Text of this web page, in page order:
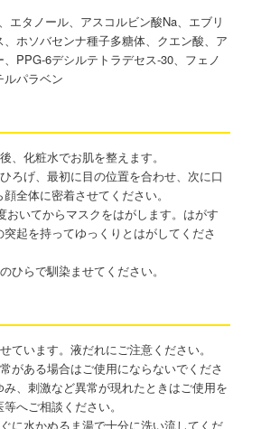
エタノール、アスコルビン酸Na、エブリ
ホソバセンナ種子多糖体、クエン酸、ア
PPG-6デシルテトラデセス-30、フェノ
ルパラベン
、化粧水でお肌を整えます。
ろげ、最初に目の位置を合わせ、次に口
全体に密着させてください。
おいてからマスクをはがします。はがす
起を持ってゆっくりとはがしてくださ
ひらで馴染ませてください。
ています。液だれにご注意ください。
がある場合はご使用にならないでくださ
、刺激など異常が現れたときはご使用を
へご相談ください。
に水かぬるま湯で十分に洗い流してくだ